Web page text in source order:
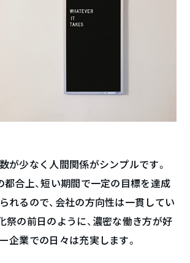
が少なく人間関係がシンプルです。
都合上、短い期間で一定の目標を達成
れるので、会社の方向性は一貫してい
祭の前日のように、濃密な働き方が好
企業での日々は充実します。